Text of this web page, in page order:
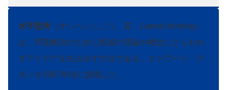
水平思考 （すいへいしこう、英： Lateral thinking）
は、問題解決のために既成の理論や概念にとらわれ
ずアイデアを生み出す方法である。エドワード・デ
ボノが1967年頃に提唱した。